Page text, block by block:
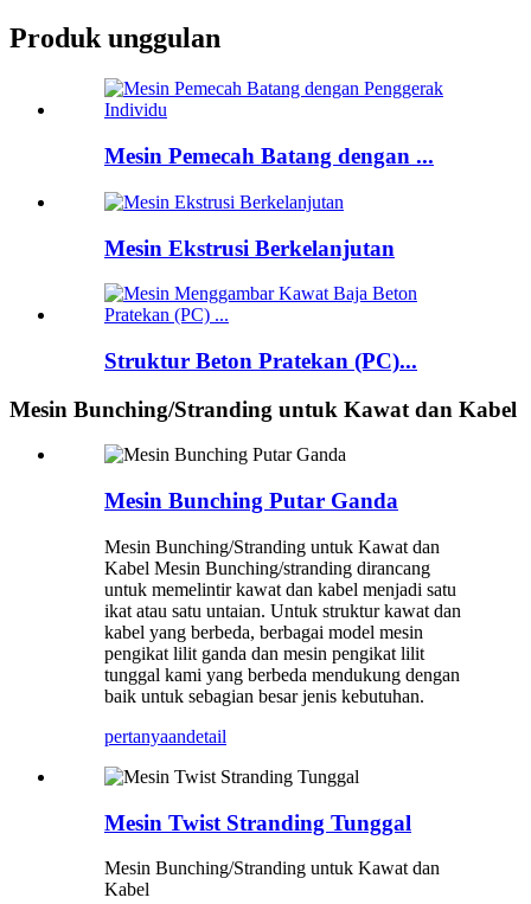
Produk unggulan
Mesin Pemecah Batang dengan ...
Mesin Ekstrusi Berkelanjutan
Struktur Beton Pratekan (PC)...
Mesin Bunching/Stranding untuk Kawat dan Kabel
Mesin Bunching Putar Ganda
Mesin Bunching/Stranding untuk Kawat dan
Kabel Mesin Bunching/stranding dirancang
untuk memelintir kawat dan kabel menjadi satu
ikat atau satu untaian. Untuk struktur kawat dan
kabel yang berbeda, berbagai model mesin
pengikat lilit ganda dan mesin pengikat lilit
tunggal kami yang berbeda mendukung dengan
baik untuk sebagian besar jenis kebutuhan.
pertanyaandetail
Mesin Twist Stranding Tunggal
Mesin Bunching/Stranding untuk Kawat dan
Kabel